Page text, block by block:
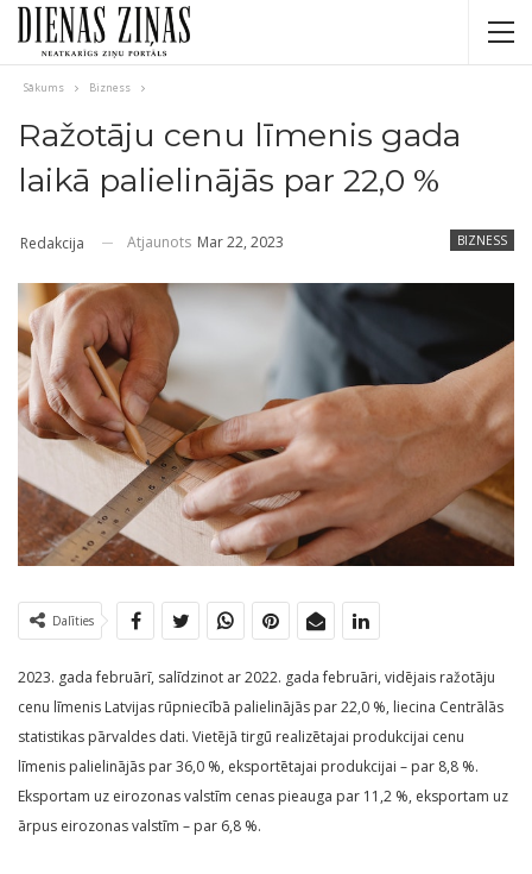
Sākums Bizness
Ražotāju cenu līmenis gada
laikā palielinājās par 22,0 %
BIZNESS
Redakcija Atjaunots Mar 22, 2023
Dalīties
2023. gada februārī, salīdzinot ar 2022. gada februāri, vidējais ražotāju
cenu līmenis Latvijas rūpniecībā palielinājās par 22,0 %, liecina Centrālās
statistikas pārvaldes dati. Vietējā tirgū realizētajai produkcijai cenu
līmenis palielinājās par 36,0 %, eksportētajai produkcijai – par 8,8 %.
Eksportam uz eirozonas valstīm cenas pieauga par 11,2 %, eksportam uz
ārpus eirozonas valstīm – par 6,8 %.